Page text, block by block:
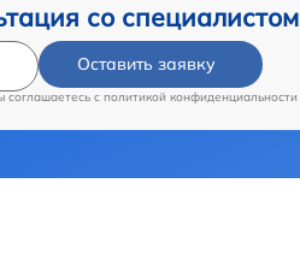
со специалистом
Оставить заявку
соглашаетесь c политикой конфиденциальности